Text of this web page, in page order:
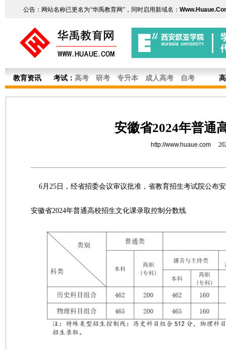
公告：网站名称已更名为“华禹教育网”，同时启用新域名：
教育资讯 考试： 高考 研考 专升本 成人高考 自考
安徽省2024年普通
http://www.huaue.com
6月25日，经省招委会议审议批准，省教育招生考试院公布
安徽省2024年普通高校招生文化课录取控制分数线